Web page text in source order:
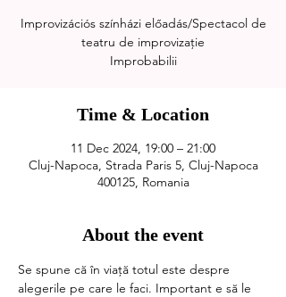
Improvizációs színházi előadás/Spectacol de
teatru de improvizație
Improbabilii
Time & Location
11 Dec 2024, 19:00 – 21:00
Cluj-Napoca, Strada Paris 5, Cluj-Napoca
400125, Romania
About the event
Se spune că în viață totul este despre
alegerile pe care le faci. Important e să le